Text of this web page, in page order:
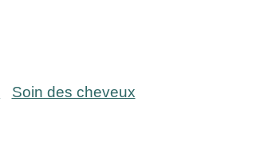
Soin des cheveux